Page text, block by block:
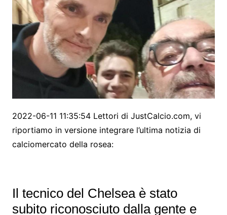
2022-06-11 11:35:54 Lettori di JustCalcio.com, vi
riportiamo in versione integrare l’ultima notizia di
calciomercato della rosea:
Il tecnico del Chelsea è stato
subito riconosciuto dalla gente e